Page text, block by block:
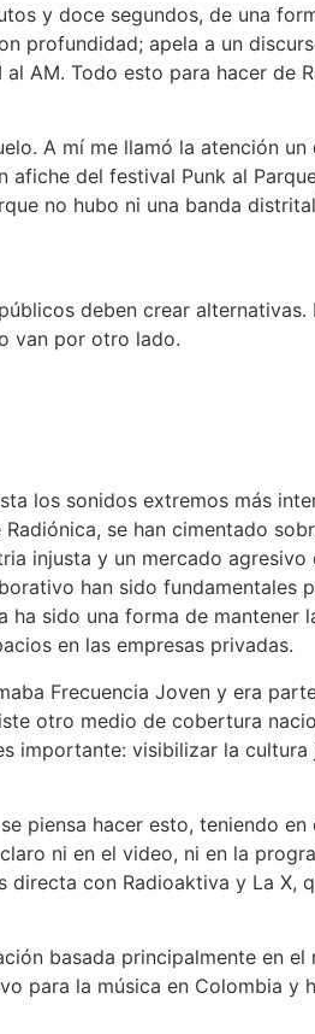
y doce segundos, de una
profundidad; apela a un
AM. Todo esto para hacer de
A mí me llamó la atención
del festival Punk al
no hubo ni una banda
deben crear alternativas.
van por otro lado.
los sonidos extremos más
se han cimentado
injusta y un mercado agresivo
han sido fundamentales
ha sido una forma de mantener
en las empresas privadas.
Frecuencia Joven y era
otro medio de cobertura
importante: visibilizar la
piensa hacer esto, teniendo en
ni en el video, ni en la
con Radioaktiva y La X,
basada principalmente en
para la música en Colombia y